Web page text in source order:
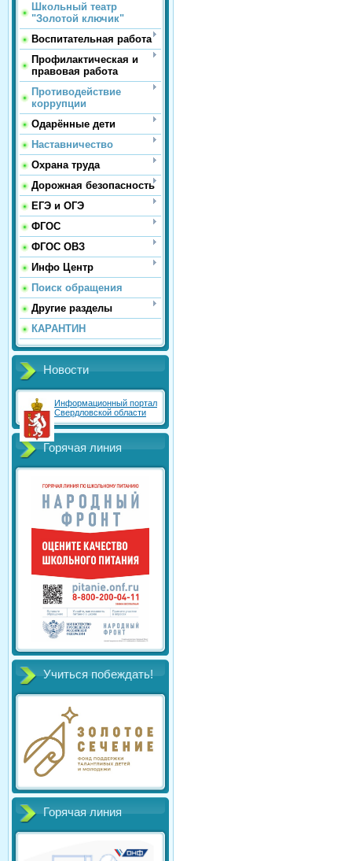
Школьный театр
"Золотой ключик"
Воспитательная работа
Профилактическая и
правовая работа
Противодействие
коррупции
Одарённые дети
Наставничество
Охрана труда
Дорожная безопасность
ЕГЭ и ОГЭ
ФГОС
ФГОС ОВЗ
Инфо Центр
Поиск обращения
Другие разделы
КАРАНТИН
Новости
Информационный портал
Свердловской области
Горячая линия
Учиться побеждать!
Горячая линия